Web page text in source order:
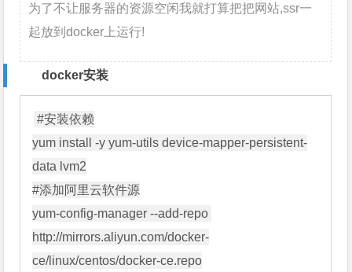
为了不让服务器的资源空闲我就打算把把网站,ssr一
起放到docker上运行!
docker安装
#安装依赖
yum install -y yum-utils device-mapper-persistent-
#添加阿里云软件源
yum-config-manager --add-repo
http://mirrors.aliyun.com/docker-